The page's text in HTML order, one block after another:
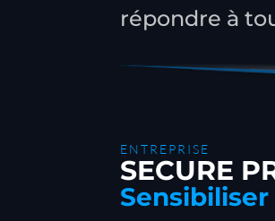
répondre à
ENTREPRISE
SECURE